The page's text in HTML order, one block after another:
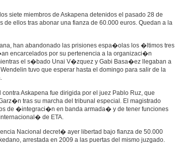
siete miembros de Askapena detenidos el pasado 28 de
de ellos tras abonar una fianza de 60.000 euros. Quedan a la
han abandonado las prisiones espa�olas los �ltimos tres
encarcelados por su pertenencia a la organizaci�n
el s�bado Unai V�zquez y Gabi Basa�ez llegaban a
tuvo que esperar hasta el domingo para salir de la
Askapena fue dirigida por el juez Pablo Ruz, que
tras su marcha del tribunal especial. El magistrado
de �integraci�n en banda armada� y de tener funciones
de ETA.
Nacional decret� ayer libertad bajo fianza de 50.000
arrestada en 2009 a las puertas del mismo juzgado.